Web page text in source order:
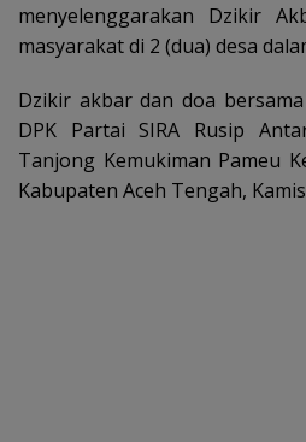
menyelenggarakan Dzikir
masyarakat di 2 (dua) desa
Dzikir akbar dan doa
DPK Partai SIRA Rusip
Tanjong Kemukiman Pameu
Kabupaten Aceh Tengah,